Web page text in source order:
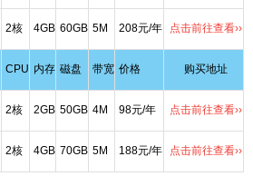
2核 4GB 60GB 5M 208元/年 点击前往查看››
CPU 内存 磁盘 带宽 价格 购买地址
2核 2GB 50GB 4M 98元/年 点击前往查看››
2核 4GB 70GB 5M 188元/年 点击前往查看››